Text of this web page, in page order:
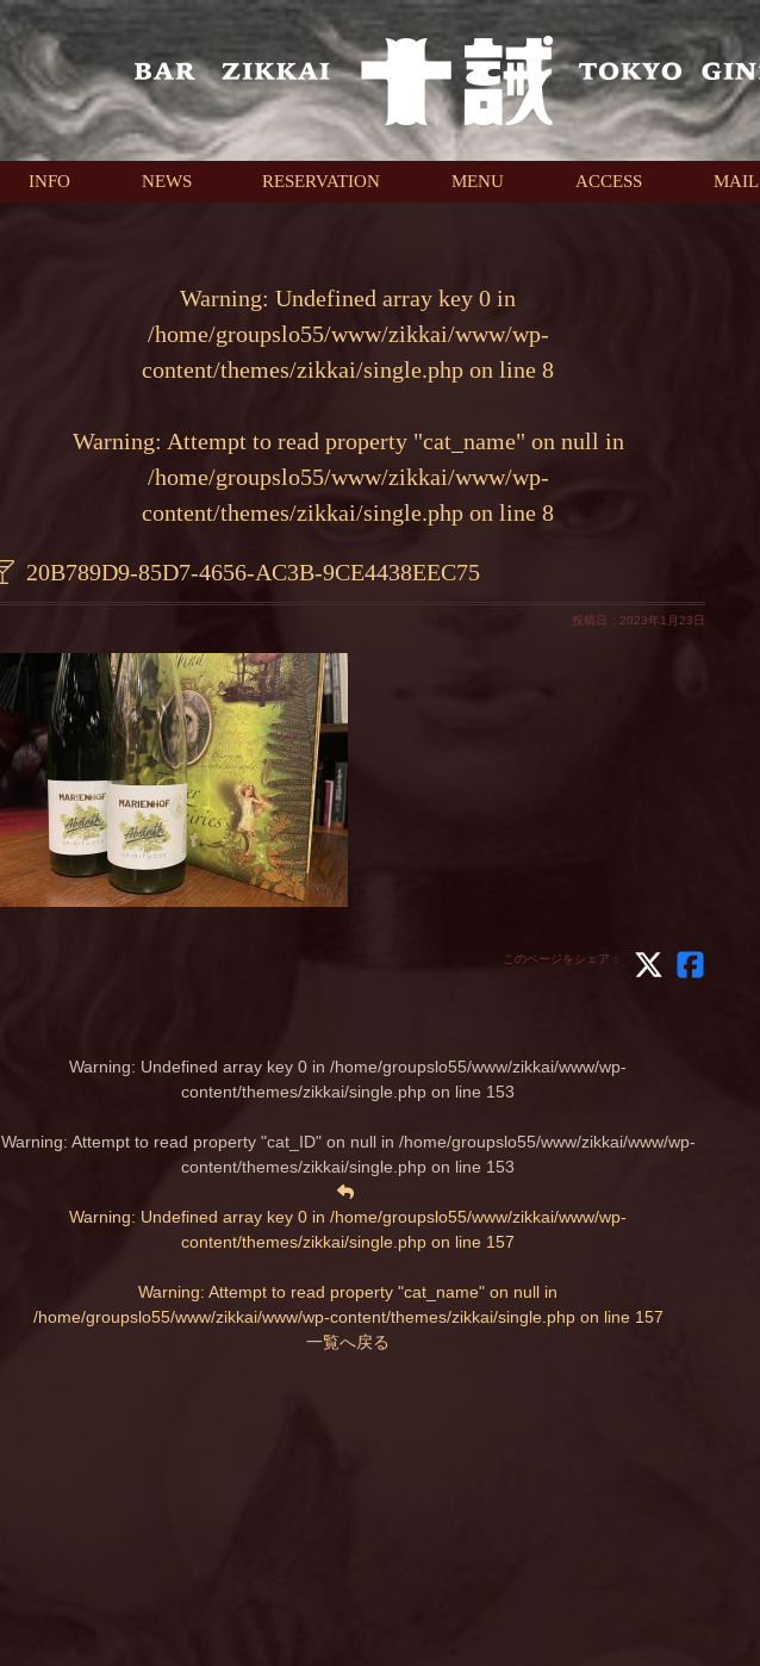
INFO NEWS RESERVATION MENU ACCESS MAIL
Warning: Undefined array key 0 in
/home/groupslo55/www/zikkai/www/wp-
content/themes/zikkai/single.php on line 8
Warning: Attempt to read property "cat_name" on null in
/home/groupslo55/www/zikkai/www/wp-
content/themes/zikkai/single.php on line 8
20B789D9-85D7-4656-AC3B-9CE4438EEC75
投稿日：2023年1月23日
このページをシェア：
Warning: Undefined array key 0 in /home/groupslo55/www/zikkai/www/wp-
content/themes/zikkai/single.php on line 153
Warning: Attempt to read property "cat_ID" on null in /home/groupslo55/www/zikkai/www/wp-
content/themes/zikkai/single.php on line 153
Warning: Undefined array key 0 in /home/groupslo55/www/zikkai/www/wp-
content/themes/zikkai/single.php on line 157
Warning: Attempt to read property "cat_name" on null in
/home/groupslo55/www/zikkai/www/wp-content/themes/zikkai/single.phpon line 157
一覧へ戻る